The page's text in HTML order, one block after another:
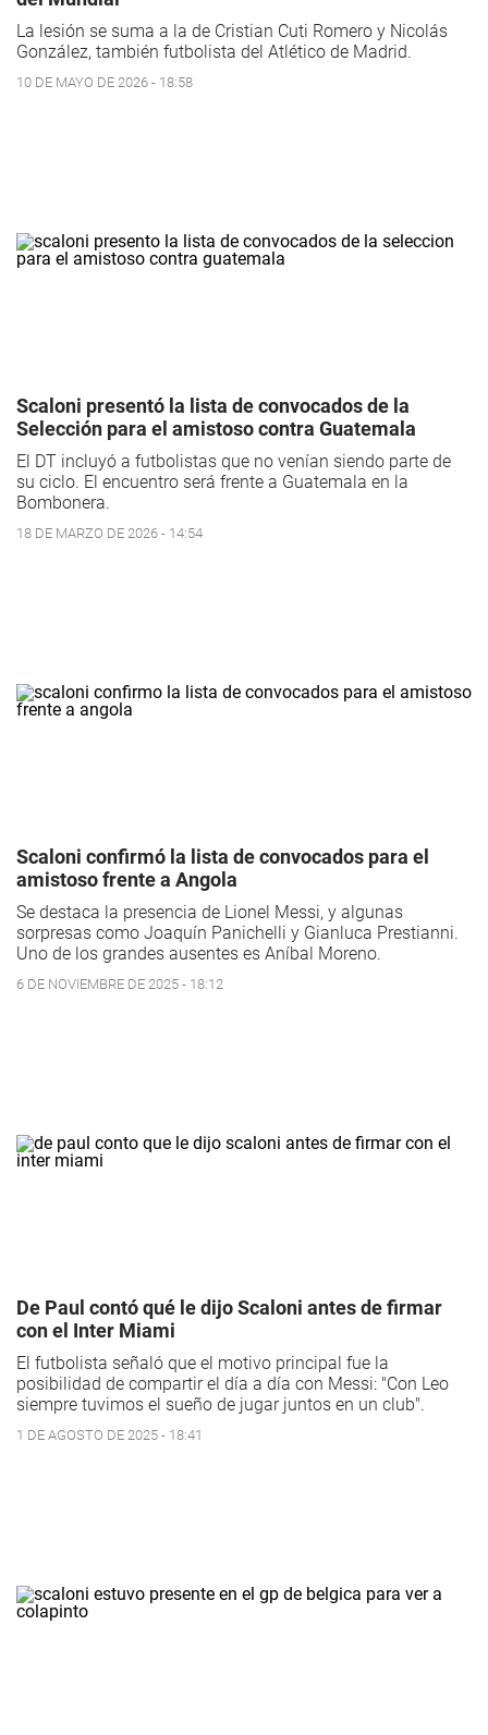
La lesión se suma a la de Cristian Cuti Romero y Nicolás
González, también futbolista del Atlético de Madrid.
10 DE MAYO DE 2026 - 18:58
Scaloni presentó la lista de convocados de la
Selección para el amistoso contra Guatemala
El DT incluyó a futbolistas que no venían siendo parte de
su ciclo. El encuentro será frente a Guatemala en la
Bombonera.
18 DE MARZO DE 2026 - 14:54
Scaloni confirmó la lista de convocados para el
amistoso frente a Angola
Se destaca la presencia de Lionel Messi, y algunas
sorpresas como Joaquín Panichelli y Gianluca Prestianni.
Uno de los grandes ausentes es Aníbal Moreno.
6 DE NOVIEMBRE DE 2025 - 18:12
De Paul contó qué le dijo Scaloni antes de firmar
con el Inter Miami
El futbolista señaló que el motivo principal fue la
posibilidad de compartir el día a día con Messi: "Con Leo
siempre tuvimos el sueño de jugar juntos en un club".
1 DE AGOSTO DE 2025 - 18:41